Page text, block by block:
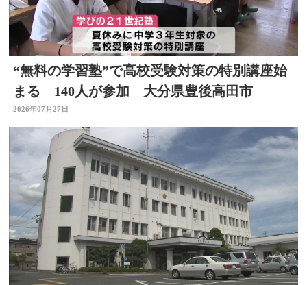
“無料の学習塾”で高校受験対策の特別講座始
まる 140人が参加 大分県豊後高田市
2026年07月27日